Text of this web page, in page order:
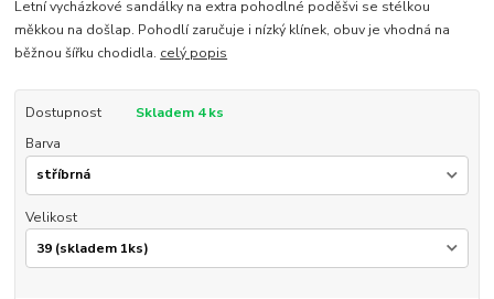
Letní vycházkové sandálky na extra pohodlné poděšvi se stélkou
měkkou na došlap. Pohodlí zaručuje i nízký klínek, obuv je vhodná na
běžnou šířku chodidla. celý popis
Dostupnost
Skladem 4 ks
Barva
Velikost